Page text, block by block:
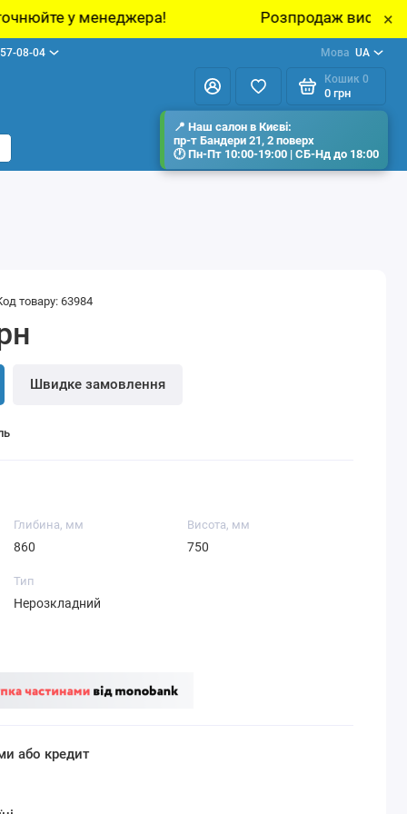
Розпродаж виставкових зразків×
08-04 Мова UA
Кошик 0
0 грн
товару: 63984
Швидке замовлення
Глибина, мм
860
Висота, мм
750
Тип
Нерозкладний
або кредит